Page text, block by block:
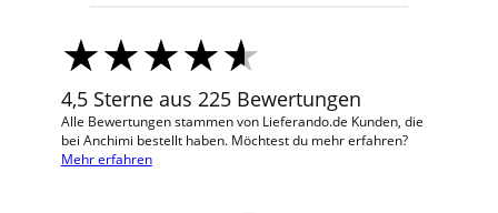
4,5 Sterne aus 225 Bewertungen
Alle Bewertungen stammen von Lieferando.de Kunden, die
bei Anchimi bestellt haben. Möchtest du mehr erfahren?
Mehr erfahren